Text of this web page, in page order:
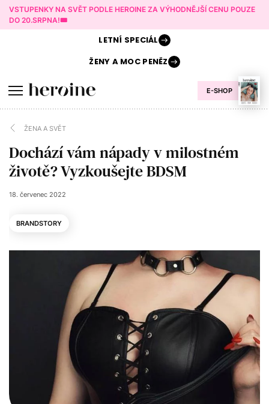
VSTUPENKY NA SVĚT PODLE HEROINE ZA VÝHODNĚJŠÍ CENU POUZE
DO 20.SRPNA!🎟️
E-SHOP
LETNÍ SPECIÁL
ŽENY AMOC PENĚZ
ŽENA A SVĚT
Dochází vám nápady v milostném
životě? Vyzkoušejte BDSM
18. červenec 2022
BRANDSTORY